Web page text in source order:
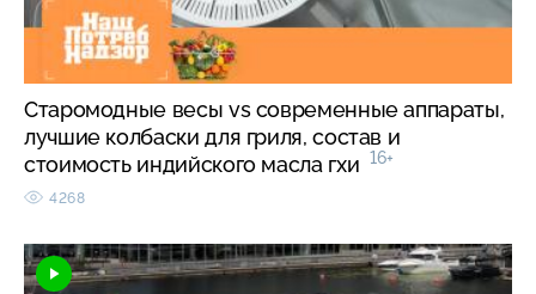
Старомодные весы vs современные аппараты,
лучшие колбаски для гриля, состав и
стоимость индийского масла гхи 16+
4268